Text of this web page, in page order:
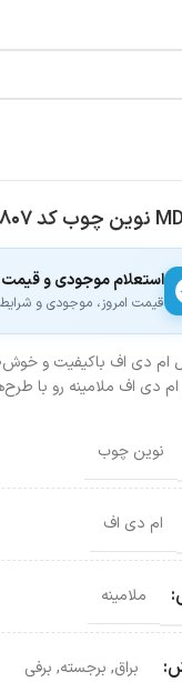
استعلام موجودی و قیمت
قیمت امروز، موجودی و شرایط
ام دی اف باکیفیت و
دی اف ملامینه رو با
نوین چوب
ام دی اف
ملامینه
براق, برجسته, برفی